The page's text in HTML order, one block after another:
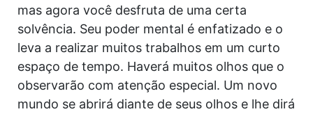
mas agora você desfruta de uma certa
solvência. Seu poder mental é enfatizado e o
leva a realizar muitos trabalhos em um curto
espaço de tempo. Haverá muitos olhos que o
observarão com atenção especial. Um novo
mundo se abrirá diante de seus olhos e lhe dirá